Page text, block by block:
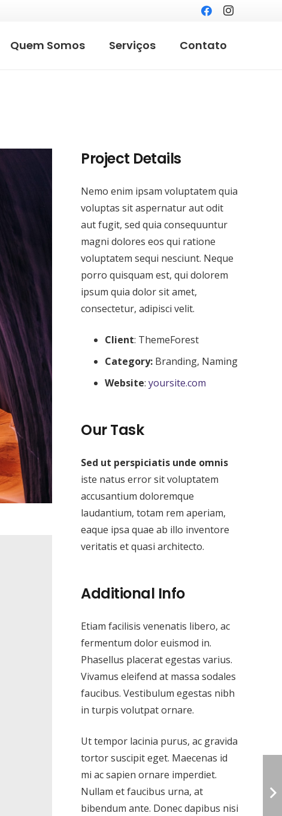
Quem Somos Serviços Contato
Project Details
Nemo enim ipsam voluptatem quia
voluptas sit aspernatur aut odit
aut fugit, sed quia consequuntur
magni dolores eos qui ratione
voluptatem sequi nesciunt. Neque
porro quisquam est, qui dolorem
ipsum quia dolor sit amet,
consectetur, adipisci velit.
Client: ThemeForest
Category: Branding, Naming
Website: yoursite.com
Our Task
Sed ut perspiciatis unde omnis
iste natus error sit voluptatem
accusantium doloremque
laudantium, totam rem aperiam,
eaque ipsa quae ab illo inventore
veritatis et quasi architecto.
Additional Info
Etiam facilisis venenatis libero, ac
fermentum dolor euismod in.
Phasellus placerat egestas varius.
Vivamus eleifend at massa sodales
faucibus. Vestibulum egestas nibh
in turpis volutpat ornare.
Ut tempor lacinia purus, ac gravida
tortor suscipit eget. Maecenas id
mi ac sapien ornare imperdiet.
Nullam et faucibus urna, at
bibendum ante. Donec dapibus nisi